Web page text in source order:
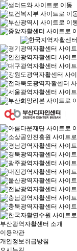
부산광역자활센터 소개
이용약관
개인정보취급방침